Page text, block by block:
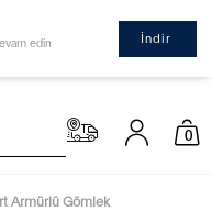
edin İndir
0
Armürlü Gömlek